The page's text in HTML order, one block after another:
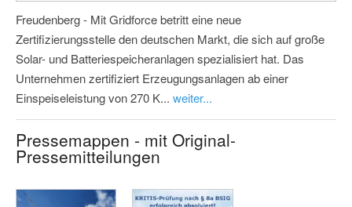
Freudenberg - Mit Gridforce betritt eine neue
Zertifizierungsstelle den deutschen Markt, die sich auf große
Solar- und Batteriespeicheranlagen spezialisiert hat. Das
Unternehmen zertifiziert Erzeugungsanlagen ab einer
Einspeiseleistung von 270 K... weiter...
Pressemappen - mit Original-
Pressemitteilungen